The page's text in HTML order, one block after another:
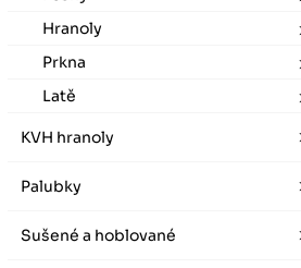
Hranoly
Prkna
Latě
KVH hranoly
Palubky
Sušené a hoblované
+